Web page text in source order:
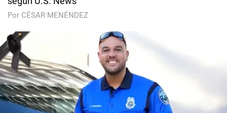
Por CÉSAR MENÉNDEZ